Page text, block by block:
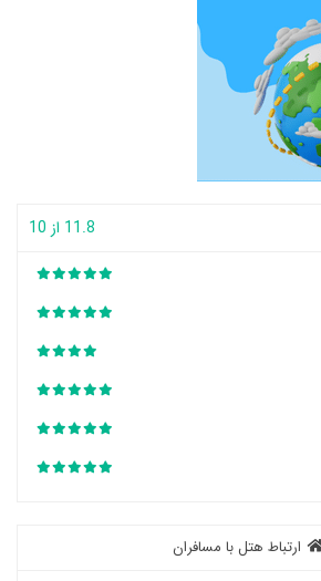
11.8 از 10
ارتباط هتل با مسافران